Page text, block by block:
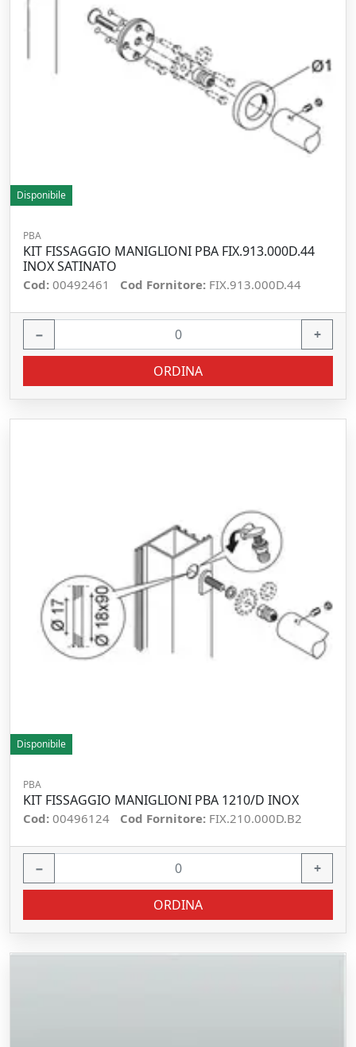
Disponibile
PBA
KIT FISSAGGIO MANIGLIONI PBA FIX.913.000D.44
INOX SATINATO
Cod: 00492461 Cod Fornitore: FIX.913.000D.44
− +
ORDINA
Disponibile
PBA
KIT FISSAGGIO MANIGLIONI PBA 1210/D INOX
Cod: 00496124 Cod Fornitore: FIX.210.000D.B2
− +
ORDINA